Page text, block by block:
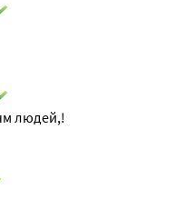
людей,!